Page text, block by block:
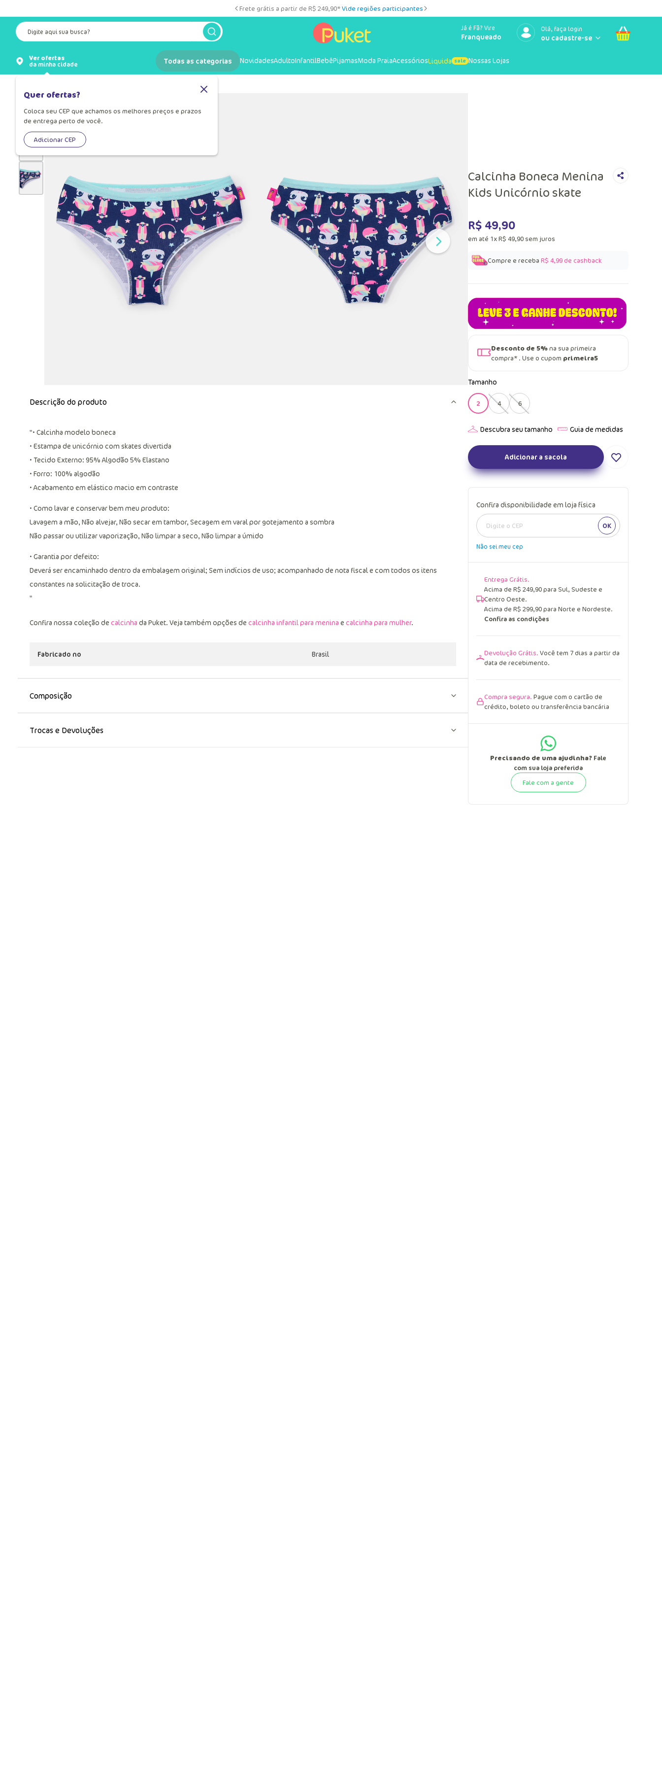
Frete grátis a partir de R$ 249,90*Vide regiões participantes
Digite aqui sua busca? Já é Fã? Vire
Franqueado
Olá, faça login
Ver ofertas
da minha cidade
Quer ofertas?
Coloca seu CEP que achamos os melhores preços e prazos
de entrega perto de você.
Adicionar CEP
Todas as categorias NovidadesAdultoInfantilBebêPijamasModa PraiaAcessóriosLiquida Nossas Lojas
Descrição do produto
"• Calcinha modelo boneca
• Estampa de unicórnio com skates divertida
• Tecido Externo: 95% Algodão 5% Elastano
• Forro: 100% algodão
• Acabamento em elástico macio em contraste
• Como lavar e conservar bem meu produto:
Lavagem a mão, Não alvejar, Não secar em tambor, Secagem em varal por gotejamento a sombra
Não passar ou utilizar vaporização, Não limpar a seco, Não limpar a úmido
• Garantia por defeito:
Deverá ser encaminhado dentro da embalagem original; Sem indícios de uso; acompanhado de nota fiscal e com todos os itens
constantes na solicitação de troca.
"
Confira nossa coleção de calcinha da Puket. Veja também opções de calcinha infantil para menina e calcinha para mulher.
Fabricado no Brasil
Composição
Trocas e Devoluções
Calcinha Boneca Menina
Kids Unicórnio skate
R$ 49,90
em até 1xR$ 49,90 sem juros
Compre e receba R$ 4,99de cashback
Desconto de 5%na sua primeira
compra* . Use o cupom primeira5
Tamanho
2 4 6
Adicionar a sacola
Confira disponibilidade em loja física
OK
Não sei meu cep
Entrega Grátis.
Acima de R$ 249,90 para Sul, Sudeste e
Centro Oeste.
Acima de R$ 299,90 para Norte e Nordeste.
Confira as condições
Devolução Grátis. Você tem 7 dias a partir da
data de recebimento.
Compra segura. Pague com o cartão de
crédito, boleto ou transferência bancária
Precisando de uma ajudinha? Fale
com sua loja preferida
Fale com a gente